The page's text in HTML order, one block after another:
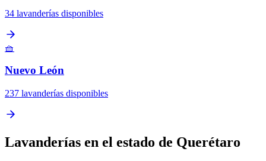
34 lavanderías disponibles
🧺
Nuevo León
237 lavanderías disponibles
Lavanderías en el estado de Querétaro